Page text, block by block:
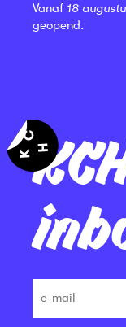
Vanaf 18
geopend.